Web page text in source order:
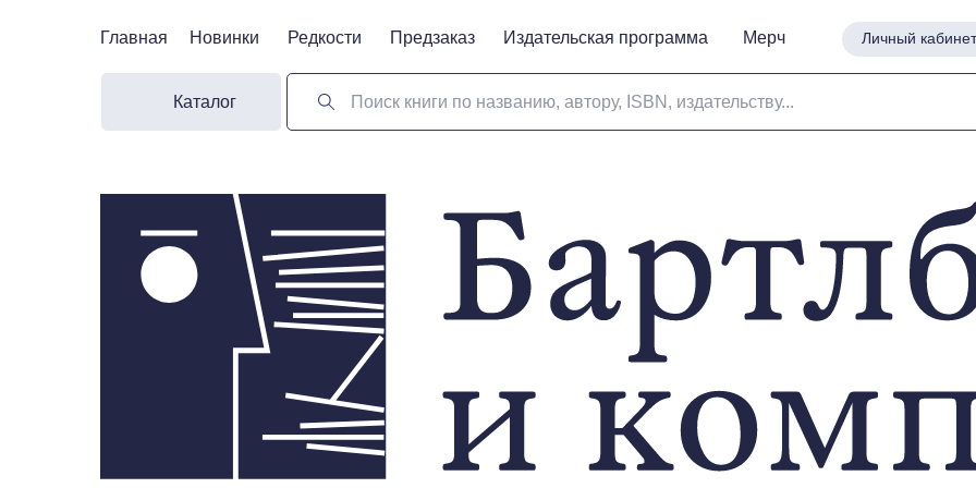
Личный кабинет
Поиск книги по названию, автору, ISBN, издательству...
Новинки Предзаказ Издательская программа Мерч
Редкости
Главная
Каталог
Личный кабинет
Новинки Предзаказ Издательская программа Мерч
Редкости
Главная